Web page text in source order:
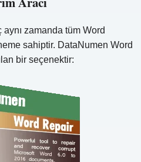
aynı zamanda tüm Word
sahiptir. DataNumen Word
bir seçenektir: